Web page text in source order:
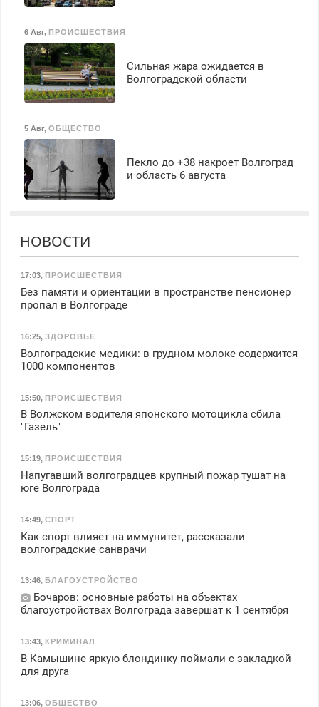
6 Авг, ПРОИСШЕСТВИЯ
Сильная жара ожидается в
Волгоградской области
5 Авг, ОБЩЕСТВО
Пекло до +38 накроет Волгоград
и область 6 августа
НОВОСТИ
17:03, ПРОИСШЕСТВИЯ
Без памяти и ориентации в пространстве пенсионер
пропал в Волгограде
16:25, ЗДОРОВЬЕ
Волгоградские медики: в грудном молоке содержится
1000 компонентов
15:50, ПРОИСШЕСТВИЯ
В Волжском водителя японского мотоцикла сбила
"Газель"
15:19, ПРОИСШЕСТВИЯ
Напугавший волгоградцев крупный пожар тушат на
юге Волгограда
14:49, СПОРТ
Как спорт влияет на иммунитет, рассказали
волгоградские санврачи
13:46, БЛАГОУСТРОЙСТВО
Бочаров: основные работы на объектах
благоустройствах Волгограда завершат к 1 сентября
13:43, КРИМИНАЛ
В Камышине яркую блондинку поймали с закладкой
для друга
13:06, ОБЩЕСТВО